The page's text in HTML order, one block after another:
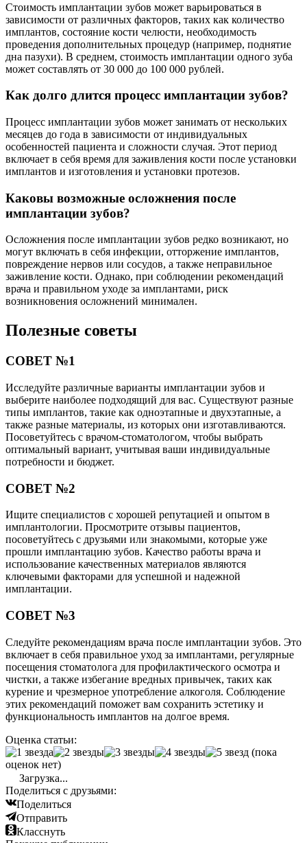
Стоимость имплантации зубов может варьироваться в
зависимости от различных факторов, таких как количество
имплантов, состояние кости челюсти, необходимость
проведения дополнительных процедур (например, поднятие
дна пазухи). В среднем, стоимость имплантации одного зуба
может составлять от 30 000 до 100 000 рублей.
Как долго длится процесс имплантации зубов?
Процесс имплантации зубов может занимать от нескольких
месяцев до года в зависимости от индивидуальных
особенностей пациента и сложности случая. Этот период
включает в себя время для заживления кости после установки
имплантов и изготовления и установки протезов.
Каковы возможные осложнения после
имплантации зубов?
Осложнения после имплантации зубов редко возникают, но
могут включать в себя инфекции, отторжение имплантов,
повреждение нервов или сосудов, а также неправильное
заживление кости. Однако, при соблюдении рекомендаций
врача и правильном уходе за имплантами, риск
возникновения осложнений минимален.
Полезные советы
СОВЕТ №1
Исследуйте различные варианты имплантации зубов и
выберите наиболее подходящий для вас. Существуют разные
типы имплантов, такие как одноэтапные и двухэтапные, а
также разные материалы, из которых они изготавливаются.
Посоветуйтесь с врачом-стоматологом, чтобы выбрать
оптимальный вариант, учитывая ваши индивидуальные
потребности и бюджет.
СОВЕТ №2
Ищите специалистов с хорошей репутацией и опытом в
имплантологии. Просмотрите отзывы пациентов,
посоветуйтесь с друзьями или знакомыми, которые уже
прошли имплантацию зубов. Качество работы врача и
использование качественных материалов являются
ключевыми факторами для успешной и надежной
имплантации.
СОВЕТ №3
Следуйте рекомендациям врача после имплантации зубов. Это
включает в себя правильное уход за имплантами, регулярные
посещения стоматолога для профилактического осмотра и
чистки, а также избегание вредных привычек, таких как
курение и чрезмерное употребление алкоголя. Соблюдение
этих рекомендаций поможет вам сохранить эстетику и
функциональность имплантов на долгое время.
Оценка статьи:
(пока
оценок нет)
Загрузка...
Поделиться с друзьями:
Поделиться
Отправить
Класснуть